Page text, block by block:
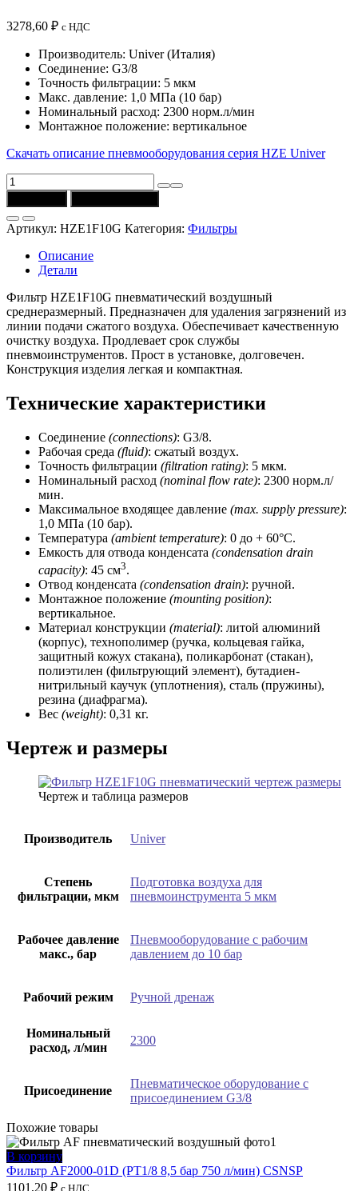
3278,60 ₽ с НДС
Производитель: Univer (Италия)
Соединение: G3/8
Точность фильтрации: 5 мкм
Макс. давление: 1,0 МПа (10 бар)
Номинальный расход: 2300 норм.л/мин
Монтажное положение: вертикальное
Скачать описание пневмооборудования серия HZE Univer
Количество
товара
Фильтр
HZE1F10G
(соединение
G3/8)
Univer
Артикул: HZE1F10G Категория: Фильтры
Описание
Детали
Фильтр HZE1F10G пневматический воздушный
среднеразмерный. Предназначен для удаления загрязнений из
линии подачи сжатого воздуха. Обеспечивает качественную
очистку воздуха. Продлевает срок службы
пневмоинструментов. Прост в установке, долговечен.
Конструкция изделия легкая и компактная.
Технические характеристики
Соединение (connections): G3/8.
Рабочая среда (fluid): сжатый воздух.
Точность фильтрации (filtration rating): 5 мкм.
Номинальный расход (nominal flow rate): 2300 норм.л/
мин.
Максимальное входящее давление (max. supply pressure):
1,0 МПа (10 бар).
Температура (ambient temperature): 0 до + 60°C.
Емкость для отвода конденсата (condensation drain
capacity): 45 см3.
Отвод конденсата (condensation drain): ручной.
Монтажное положение (mounting position):
вертикальное.
Материал конструкции (material): литой алюминий
(корпус), технополимер (ручка, кольцевая гайка,
защитный кожух стакана), поликарбонат (стакан),
полиэтилен (фильтрующий элемент), бутадиен-
нитрильный каучук (уплотнения), сталь (пружины),
резина (диафрагма).
Вес (weight): 0,31 кг.
Чертеж и размеры
Чертеж и таблица размеров
Производитель Univer
Степень
фильтрации, мкм
Подготовка воздуха для
пневмоинструмента 5 мкм
Рабочее давление
макс., бар
Пневмооборудование с рабочим
давлением до 10 бар
Рабочий режим Ручной дренаж
Номинальный
расход, л/мин
2300
Присоединение
Пневматическое оборудование с
присоединением G3/8
Похожие товары
В корзину
Фильтр AF2000-01D (PT1/8 8,5 бар 750 л/мин) CSNSP
1101,20 ₽ с НДС